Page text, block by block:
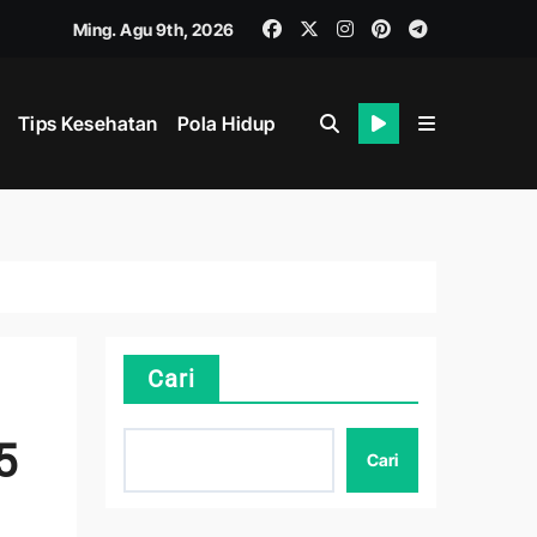
Ming. Agu 9th, 2026
Tips Kesehatan Pola Hidup
Cari
Cari